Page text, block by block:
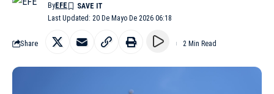
Last Updated: 20 De Mayo De 2026 06:18
ByEFE
Share 2 Min Read